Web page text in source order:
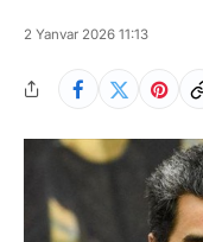
2 Yanvar 2026 11:13